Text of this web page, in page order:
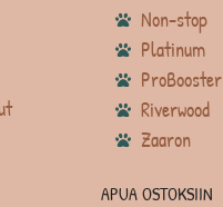
Non-stop
Platinum
ProBooster
Riverwood
Zaaron
APUA OSTOKSIIN